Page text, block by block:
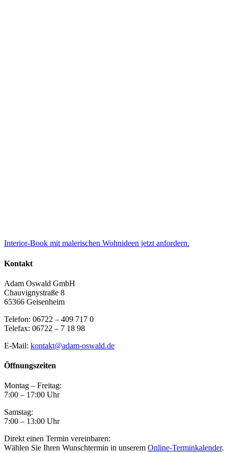
Interior-Book mit malerischen Wohnideen jetzt anfordern.
Kontakt
Adam Oswald GmbH
Chauvignystraße 8
65366 Geisenheim
Telefon: 06722 – 409 717 0
Telefax: 06722 – 7 18 98
E-Mail: kontakt@adam-oswald.de
Öffnungszeiten
Montag – Freitag:
7:00 – 17:00 Uhr
Samstag:
7:00 – 13:00 Uhr
Direkt einen Termin vereinbaren:
Wählen Sie Ihren Wunschtermin in unserem Online-Terminkalender.